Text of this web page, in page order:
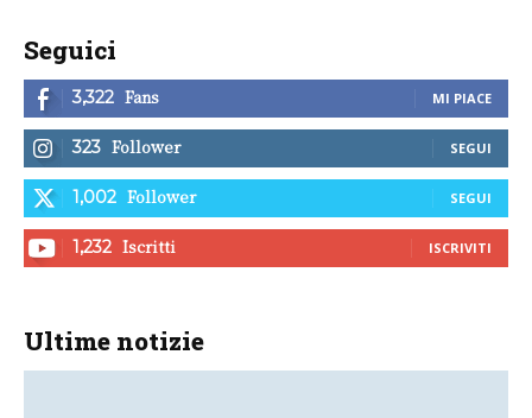
Seguici
3,322 Fans MI PIACE
323 Follower SEGUI
1,002 Follower SEGUI
1,232 Iscritti ISCRIVITI
Ultime notizie